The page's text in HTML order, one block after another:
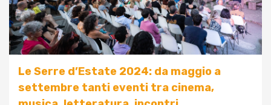
Le Serre d’Estate 2024: da maggio a
settembre tanti eventi tra cinema,